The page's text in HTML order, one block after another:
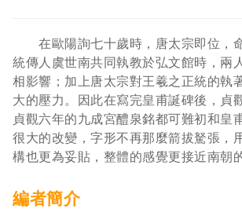
在歐陽詢七十歲時，唐太宗即位，
統傳人虞世南共同執教於弘文館時，兩
相影響；加上唐太宗對王羲之正統的執
大的壓力。因此在寫完皇甫誕碑後，貞
貞觀六年的九成宮醴泉銘都可難初和皇
很大的改變，字形不再那麼箭拔駑張，
構也更為妥貼，整體的感覺更接近南朝
編者簡介